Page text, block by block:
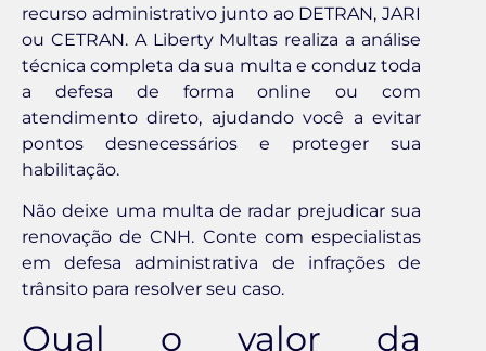
recurso administrativo junto ao DETRAN, JARI
ou CETRAN. A Liberty Multas realiza a análise
técnica completa da sua multa e conduz toda
a defesa de forma online ou com
atendimento direto, ajudando você a evitar
pontos desnecessários e proteger sua
habilitação.
Não deixe uma multa de radar prejudicar sua
renovação de CNH. Conte com especialistas
em defesa administrativa de infrações de
trânsito para resolver seu caso.
Qual o valor da